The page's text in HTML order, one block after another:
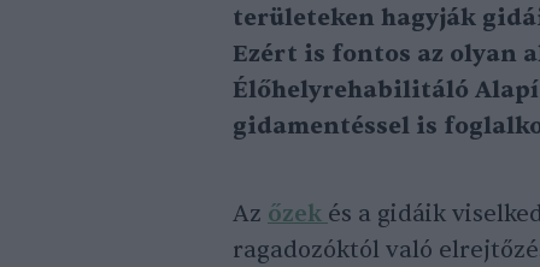
területeken hagyják
Ezért is fontos az olyan
Élőhelyrehabilitáló
gidamentéssel is
Az őzek és a gidáik
ragadozóktól való